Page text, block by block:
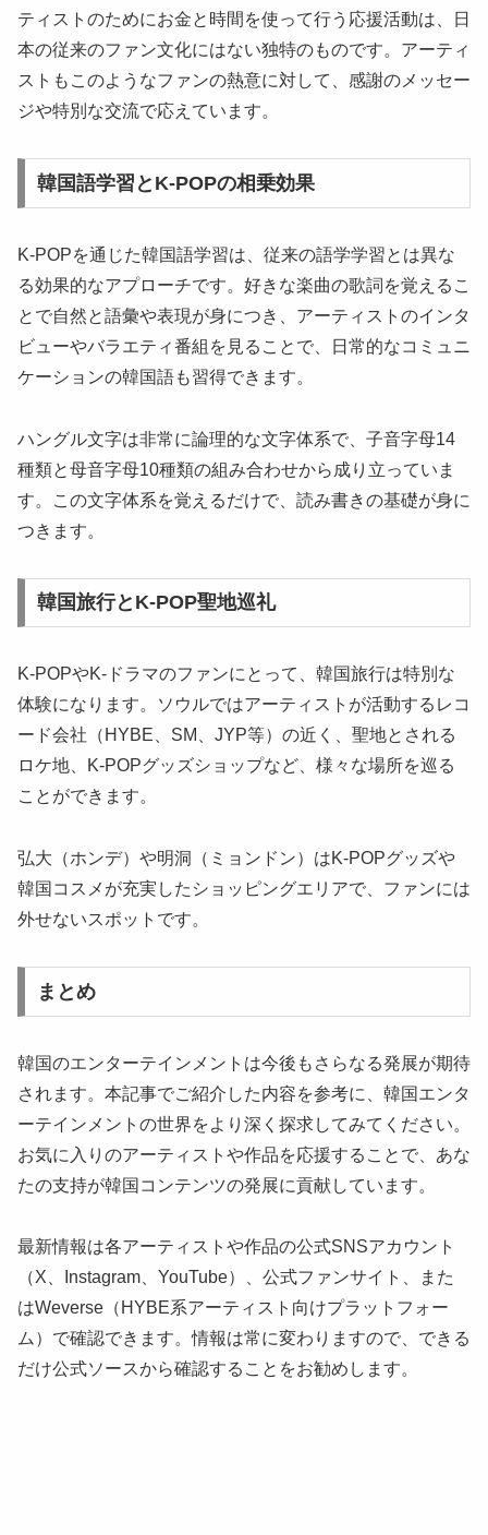
ティストのためにお金と時間を使って行う応援活動は、日
本の従来のファン文化にはない独特のものです。アーティ
ストもこのようなファンの熱意に対して、感謝のメッセー
ジや特別な交流で応えています。
韓国語学習とK-POPの相乗効果
K-POPを通じた韓国語学習は、従来の語学学習とは異な
る効果的なアプローチです。好きな楽曲の歌詞を覚えるこ
とで自然と語彙や表現が身につき、アーティストのインタ
ビューやバラエティ番組を見ることで、日常的なコミュニ
ケーションの韓国語も習得できます。
ハングル文字は非常に論理的な文字体系で、子音字母14
種類と母音字母10種類の組み合わせから成り立っていま
す。この文字体系を覚えるだけで、読み書きの基礎が身に
つきます。
韓国旅行とK-POP聖地巡礼
K-POPやK-ドラマのファンにとって、韓国旅行は特別な
体験になります。ソウルではアーティストが活動するレコ
ード会社（HYBE、SM、JYP等）の近く、聖地とされる
ロケ地、K-POPグッズショップなど、様々な場所を巡る
ことができます。
弘大（ホンデ）や明洞（ミョンドン）はK-POPグッズや
韓国コスメが充実したショッピングエリアで、ファンには
外せないスポットです。
まとめ
韓国のエンターテインメントは今後もさらなる発展が期待
されます。本記事でご紹介した内容を参考に、韓国エンタ
ーテインメントの世界をより深く探求してみてください。
お気に入りのアーティストや作品を応援することで、あな
たの支持が韓国コンテンツの発展に貢献しています。
最新情報は各アーティストや作品の公式SNSアカウント
（X、Instagram、YouTube）、公式ファンサイト、また
はWeverse（HYBE系アーティスト向けプラットフォー
ム）で確認できます。情報は常に変わりますので、できる
だけ公式ソースから確認することをお勧めします。